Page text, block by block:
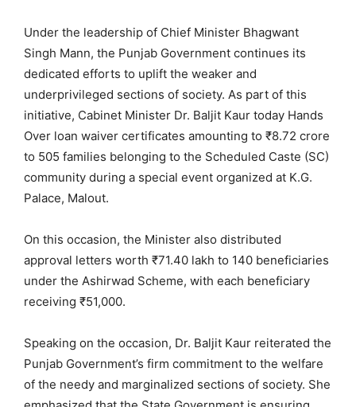
Under the leadership of Chief Minister Bhagwant
Singh Mann, the Punjab Government continues its
dedicated efforts to uplift the weaker and
underprivileged sections of society. As part of this
initiative, Cabinet Minister Dr. Baljit Kaur today Hands
Over loan waiver certificates amounting to ₹8.72 crore
to 505 families belonging to the Scheduled Caste (SC)
community during a special event organized at K.G.
Palace, Malout.
On this occasion, the Minister also distributed
approval letters worth ₹71.40 lakh to 140 beneficiaries
under the Ashirwad Scheme, with each beneficiary
receiving ₹51,000.
Speaking on the occasion, Dr. Baljit Kaur reiterated the
Punjab Government’s firm commitment to the welfare
of the needy and marginalized sections of society. She